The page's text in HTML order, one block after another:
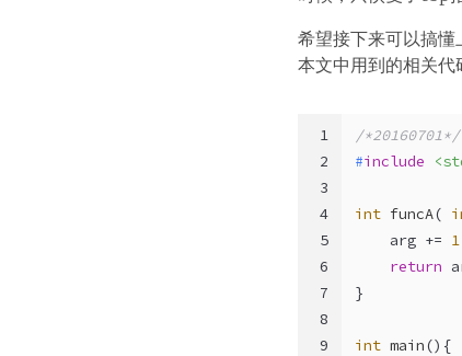
希望接下来可以搞懂
本文中用到的相关代
1
2
3
4
5
6
7
8
9
/*20160701*/
#include
int funcA(
    arg +=
1
return
}
int main() {